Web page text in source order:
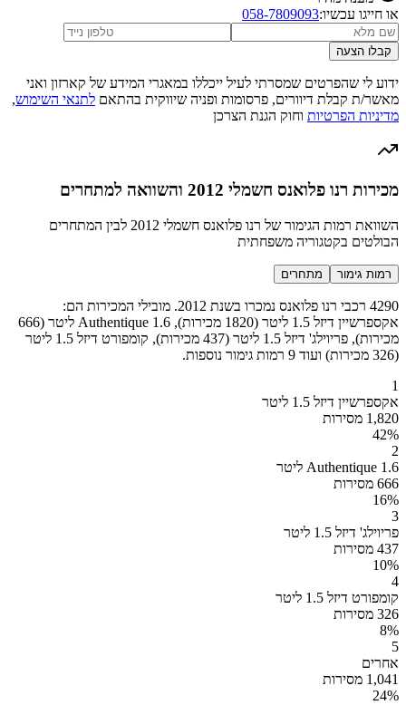
או חייגו עכשיו:058-7809093
קבלו הצעה
ידוע לי שהפרטים שמסרתי לעיל ייכללו במאגרי המידע של קארזון ואני
מאשר/ת קבלת דיוורים, פרסומות ופניה שיווקית בהתאם לתנאי השימוש,
מדיניות הפרטיות וחוק הגנת הצרכן
מכירות רנו פלואנס חשמלי 2012 והשוואה למתחרים
השוואת רמות הגימור של רנו פלואנס חשמלי 2012 לבין המתחרים
הבולטים בקטגוריה משפחתית
רמות גימור מתחרים
4290 רכבי רנו פלואנס נמכרו בשנת 2012. מובילי המכירות הם:
אקספרשיין דיזל 1.5 ליטר (1820 מכירות), Authentique 1.6 ליטר (666
מכירות), פריוילג' דיזל 1.5 ליטר (437 מכירות), קומפורט דיזל 1.5 ליטר
(326 מכירות) ועוד 9 רמות גימור נוספות.
1
אקספרשיין דיזל 1.5 ליטר
1,820 מסירות
42%
2
Authentique 1.6 ליטר
666 מסירות
16%
3
פריוילג' דיזל 1.5 ליטר
437 מסירות
10%
4
קומפורט דיזל 1.5 ליטר
326 מסירות
8%
5
אחרים
1,041 מסירות
24%